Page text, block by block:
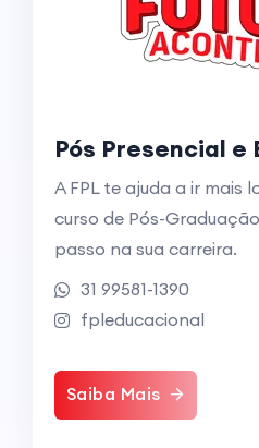
Pós Presencial e
A FPL te ajuda a ir mais
curso de Pós-
passo na sua carreira.
31 99581-1390
fpleducacional
Saiba Mais